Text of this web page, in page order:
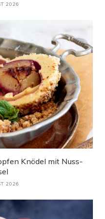
2026
Knödel mit Nuss-
2026